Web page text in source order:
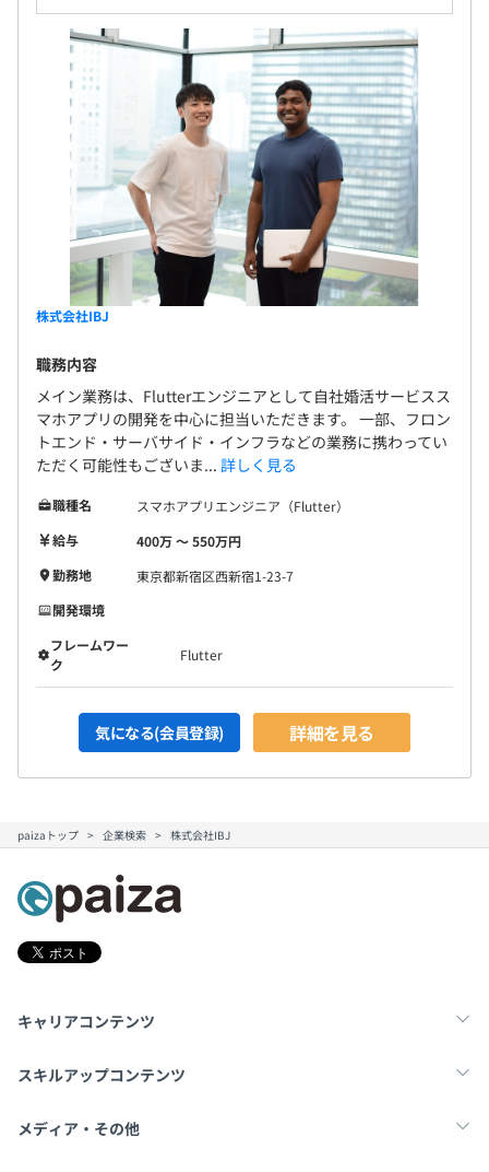
株式会社IBJ
職務内容
メイン業務は、Flutterエンジニアとして自社婚活サービスス
マホアプリの開発を中心に担当いただきます。 一部、フロン
トエンド・サーバサイド・インフラなどの業務に携わってい
ただく可能性もございま... 詳しく見る
職種名
スマホアプリエンジニア（Flutter）
給与
400万 〜 550万円
勤務地
東京都新宿区西新宿1-23-7
開発環境
フレームワー
ク
Flutter
気になる(会員登録) 詳細を見る
paizaトップ 企業検索 株式会社IBJ
キャリアコンテンツ
転職・キャリア
スキルアップコンテンツ
学習
メディア・その他